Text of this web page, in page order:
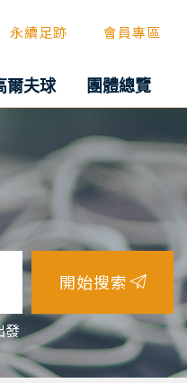
永續足跡 會員專區
爾夫球 團體總覽
發
開始搜索